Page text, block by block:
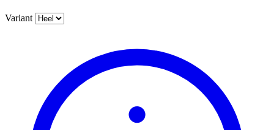
Variant